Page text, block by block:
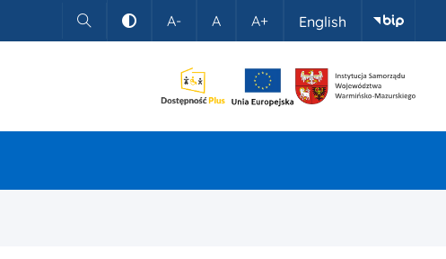
Szukaj Kontrast
A- A A+ English